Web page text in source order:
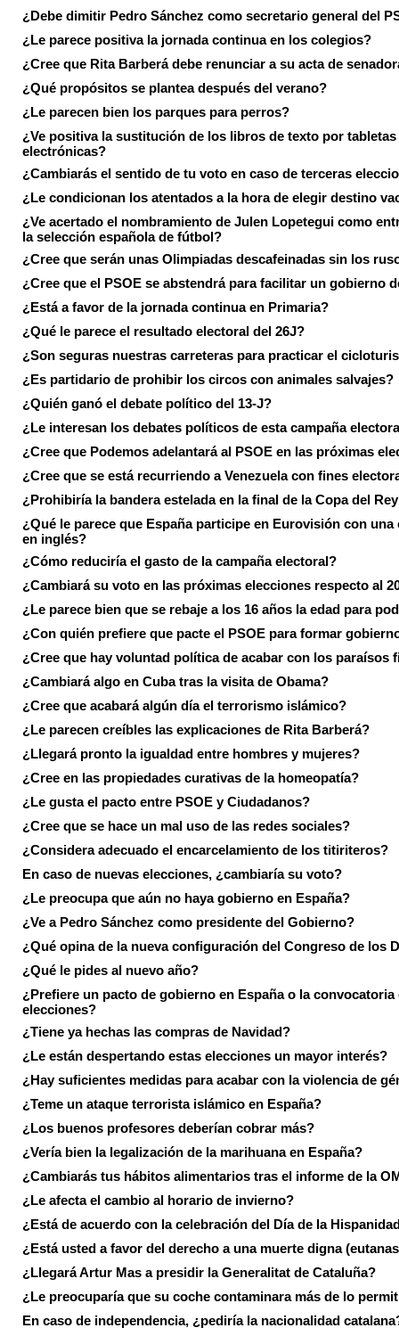
¿Debe dimitir Pedro Sánchez como secretario general del
¿Le parece positiva la jornada continua en los colegios?
¿Cree que Rita Barberá debe renunciar a su acta de
¿Qué propósitos se plantea después del verano?
¿Le parecen bien los parques para perros?
¿Ve positiva la sustitución de los libros de texto por tabletas
electrónicas?
¿Cambiarás el sentido de tu voto en caso de terceras
¿Le condicionan los atentados a la hora de elegir destino
¿Ve acertado el nombramiento de Julen Lopetegui como
la selección española de fútbol?
¿Cree que serán unas Olimpiadas descafeinadas sin los
¿Cree que el PSOE se abstendrá para facilitar un gobierno
¿Está a favor de la jornada continua en Primaria?
¿Qué le parece el resultado electoral del 26J?
¿Son seguras nuestras carreteras para practicar el
¿Es partidario de prohibir los circos con animales salvajes?
¿Quién ganó el debate político del 13-J?
¿Le interesan los debates políticos de esta campaña
¿Cree que Podemos adelantará al PSOE en las próximas
¿Cree que se está recurriendo a Venezuela con fines
¿Prohibiría la bandera estelada en la final de la Copa del
¿Qué le parece que España participe en Eurovisión con una
en inglés?
¿Cómo reduciría el gasto de la campaña electoral?
¿Cambiará su voto en las próximas elecciones respecto al
¿Le parece bien que se rebaje a los 16 años la edad para
¿Con quién prefiere que pacte el PSOE para formar
¿Cree que hay voluntad política de acabar con los paraísos
¿Cambiará algo en Cuba tras la visita de Obama?
¿Cree que acabará algún día el terrorismo islámico?
¿Le parecen creíbles las explicaciones de Rita Barberá?
¿Llegará pronto la igualdad entre hombres y mujeres?
¿Cree en las propiedades curativas de la homeopatía?
¿Le gusta el pacto entre PSOE y Ciudadanos?
¿Cree que se hace un mal uso de las redes sociales?
¿Considera adecuado el encarcelamiento de los titiriteros?
En caso de nuevas elecciones, ¿cambiaría su voto?
¿Le preocupa que aún no haya gobierno en España?
¿Ve a Pedro Sánchez como presidente del Gobierno?
¿Qué opina de la nueva configuración del Congreso de los
¿Qué le pides al nuevo año?
¿Prefiere un pacto de gobierno en España o la convocatoria
elecciones?
¿Tiene ya hechas las compras de Navidad?
¿Le están despertando estas elecciones un mayor interés?
¿Hay suficientes medidas para acabar con la violencia de
¿Teme un ataque terrorista islámico en España?
¿Los buenos profesores deberían cobrar más?
¿Vería bien la legalización de la marihuana en España?
¿Cambiarás tus hábitos alimentarios tras el informe de la
¿Le afecta el cambio al horario de invierno?
¿Está de acuerdo con la celebración del Día de la
¿Está usted a favor del derecho a una muerte digna
¿Llegará Artur Mas a presidir la Generalitat de Cataluña?
¿Le preocuparía que su coche contaminara más de lo
En caso de independencia, ¿pediría la nacionalidad